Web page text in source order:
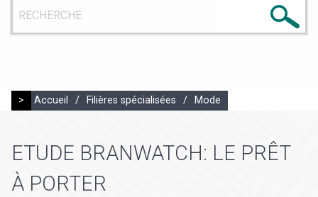
> Accueil / Filières spécialisées / Mode
ETUDE BRANWATCH: LE PRÊT
À PORTER